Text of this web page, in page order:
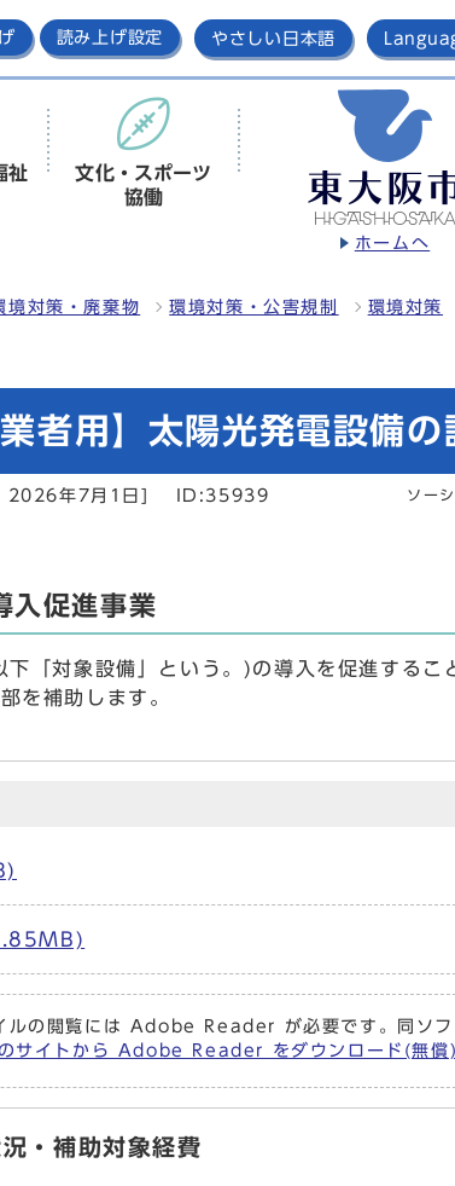
読み上げ設定 やさしい日本語
ホームへ
祉
文化・スポーツ
協働
境対策・廃棄物 環境対策・公害規制 環境対策
者用】太陽光発電設備
2026年7月1日] ID:35939 ソー
入促進事業
「対象設備」という。)の導入を促進する
を補助します。
ルの閲覧には Adobe Reader が必要です。同ソフ
サイトから Adobe Reader をダウンロード(無償)
・補助対象経費